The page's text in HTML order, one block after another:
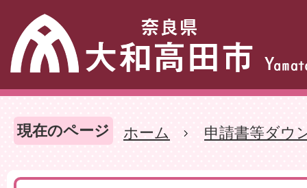
現在のページ ホーム 申請書等ダウ